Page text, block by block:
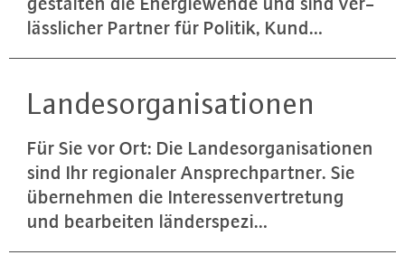
läss­li­cher Partner für Politik, Kund…
Lan­des­or­ga­ni­sa­tio­nen
Für Sie vor Ort: Die Lan­des­or­ga­ni­sa­tio­nen
sind Ihr re­gio­na­ler An­sprech­part­ner. Sie
über­neh­men die In­ter­es­sen­ver­tre­tung
und be­ar­bei­ten län­der­spe­zi…